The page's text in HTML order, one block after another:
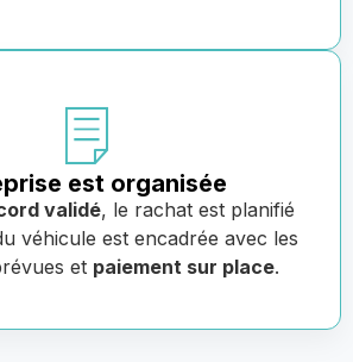
est organisée
validé, le rachat est planifié
véhicule est encadrée avec les
et paiement sur place.